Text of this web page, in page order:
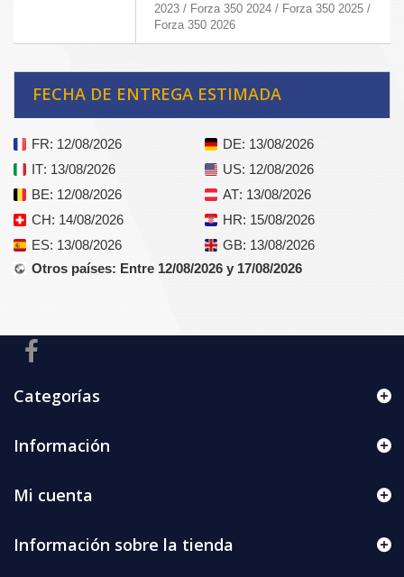
2023 / Forza 350 2024 / Forza 350 2025 /
Forza 350 2026
FECHA DE ENTREGA ESTIMADA
FR: 12/08/2026 DE: 13/08/2026
IT: 13/08/2026 US: 12/08/2026
BE: 12/08/2026 AT: 13/08/2026
CH: 14/08/2026 HR: 15/08/2026
ES: 13/08/2026 GB: 13/08/2026
Otros países: Entre 12/08/2026 y 17/08/2026
Categorías
Información
Mi cuenta
Información sobre la tienda